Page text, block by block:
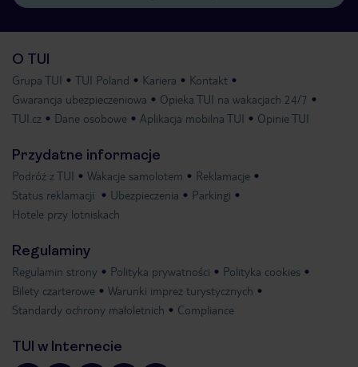
O TUI
Grupa TUI TUI Poland Kariera
Kontakt
Gwarancja ubezpieczeniowa
Opieka TUI na wakacjach 24/7
TUI.cz
Dane osobowe Aplikacja mobilna TUI Opinie TUI
Przydatne informacje
Podróż z TUI Wakacje samolotem
Reklamacje
Status reklamacji
Ubezpieczenia
Parkingi
Hotele przy lotniskach
Regulaminy
Regulamin strony Polityka prywatności
Polityka cookies
Bilety czarterowe
Warunki imprez turystycznych
Standardy ochrony małoletnich
Compliance
TUI w Internecie